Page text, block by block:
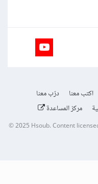
اكتب معنا
درّب معنا
مركز المساعدة
© 2025 Hsoub.Content